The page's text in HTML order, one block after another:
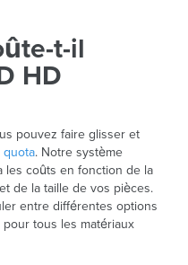
t-il
HD
pouvez faire glisser et
quota. Notre système
les coûts en fonction de la
de la taille de vos pièces.
entre différentes options
tous les matériaux